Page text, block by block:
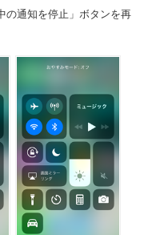
の通知を停止」ボタンを再